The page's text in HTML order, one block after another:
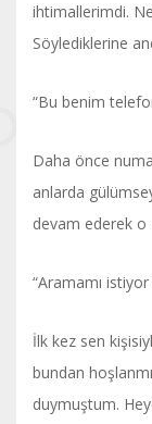
ihtimallerimdi.
Söylediklerine
“Bu benim
Daha önce
anlarda
devam ederek
“Aramamı
İlk kez sen
bundan
duymuştum.